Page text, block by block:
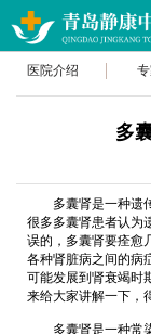
医院介绍
多
多囊肾是一种遗传
很多多囊肾患者认为
误的，多囊肾要痊愈
各种肾脏病之间的病
可能发展到肾衰竭时
来给大家讲解一下，
多囊肾是一种常染